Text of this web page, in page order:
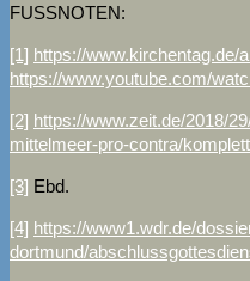
FUSSNOTEN:
[1] https://www.kirchentag.de/
https://www.youtube.com/
[2] https://www.zeit.de/2018/
mittelmeer-pro-contra/
[3] Ebd.
[4] https://www1.wdr.de/
dortmund/